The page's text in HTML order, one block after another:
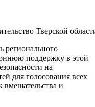
Тверской
регионального
поддержку в этой
на
для голосования всех
и